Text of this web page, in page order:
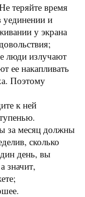
теряйте время
и
у экрана
люди излучают
ее накапливать
Поэтому
к ней
за месяц должны
сколько
день, вы
значит,